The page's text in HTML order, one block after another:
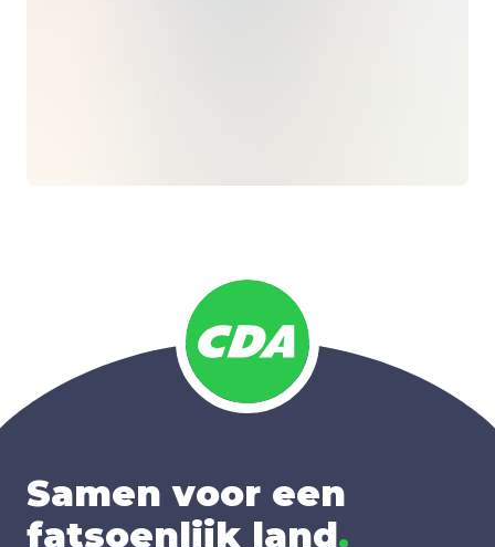
Samen voor een
fatsoenlijk land.